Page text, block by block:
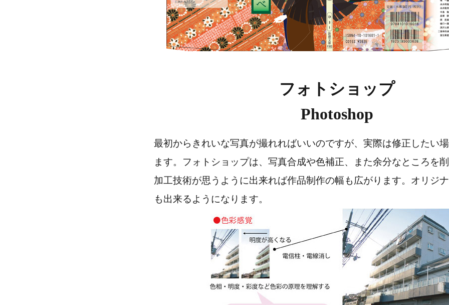
フォトショップ
Photoshop
最初からきれいな写真が撮れればいいのですが、実際は修正したい
ます。フォトショップは、写真合成や色補正、また余分なところを
加工技術が思うように出来れば作品制作の幅も広がります。オリジ
も出来るようになります。